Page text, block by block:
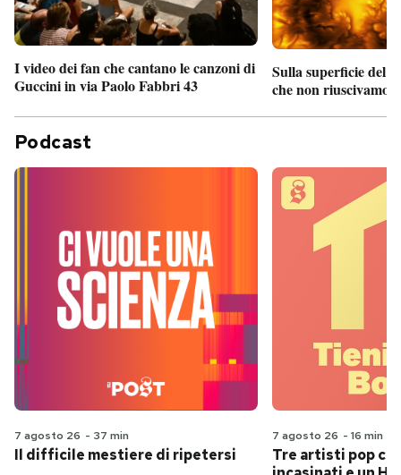
I video dei fan che cantano le canzoni di
Guccini in via Paolo Fabbri 43
Sulla superficie del
che non riuscivamo
Podcast
7 agosto 26 - 37 min
Il difficile mestiere di ripetersi
7 agosto 26 - 16 min
Tre artisti pop